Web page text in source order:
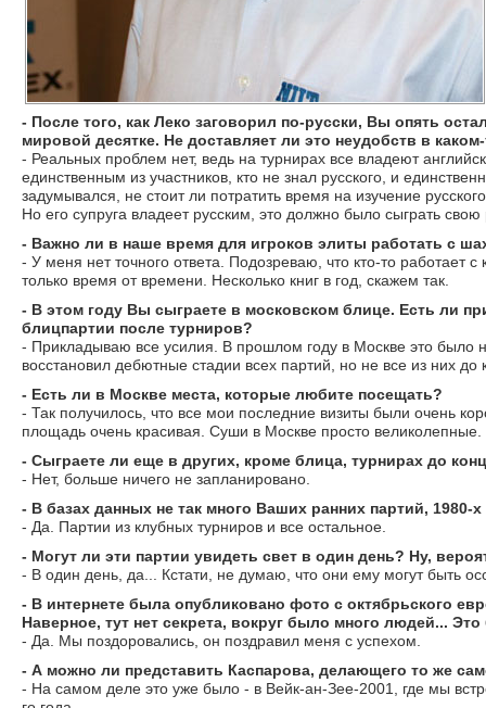
- После того, как Леко заговорил по-русски, Вы опять
мировой десятке. Не доставляет ли это неудобств в
- Реальных проблем нет, ведь на турнирах все владеют
единственным из участников, кто не знал русского, и
задумывался, не стоит ли потратить время на изучение
Но его супруга владеет русским, это должно было сыграть свою
- Важно ли в наше время для игроков элиты работать с
- У меня нет точного ответа. Подозреваю, что кто-то работает
только время от времени. Несколько книг в год, скажем так.
- В этом году Вы сыграете в московском блице. Есть ли
блицпартии после турниров?
- Прикладываю все усилия. В прошлом году в Москве это было
восстановил дебютные стадии всех партий, но не все из них до
- Есть ли в Москве места, которые любите посещать?
- Так получилось, что все мои последние визиты были очень
площадь очень красивая. Суши в Москве просто великолепные.
- Сыграете ли еще в других, кроме блица, турнирах до
- Нет, больше ничего не запланировано.
- В базах данных не так много Ваших ранних партий, 1980-
- Да. Партии из клубных турниров и все остальное.
- Могут ли эти партии увидеть свет в один день? Ну,
- В один день, да... Кстати, не думаю, что они ему могут быть
- В интернете была опубликовано фото с октябрьского
Наверное, тут нет секрета, вокруг было много людей...
- Да. Мы поздоровались, он поздравил меня с успехом.
- А можно ли представить Каспарова, делающего то же
- На самом деле это уже было - в Вейк-ан-Зее-2001, где мы